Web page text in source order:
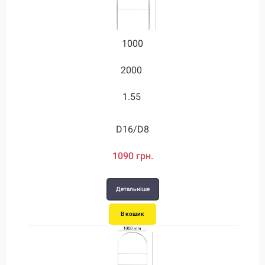
1000
2000
1.55
D16/D8
1090 грн.
Детальніше
В кошик
1750
3.55
3.55
D28/D12
2450 грн.
Детальніше
В кошик